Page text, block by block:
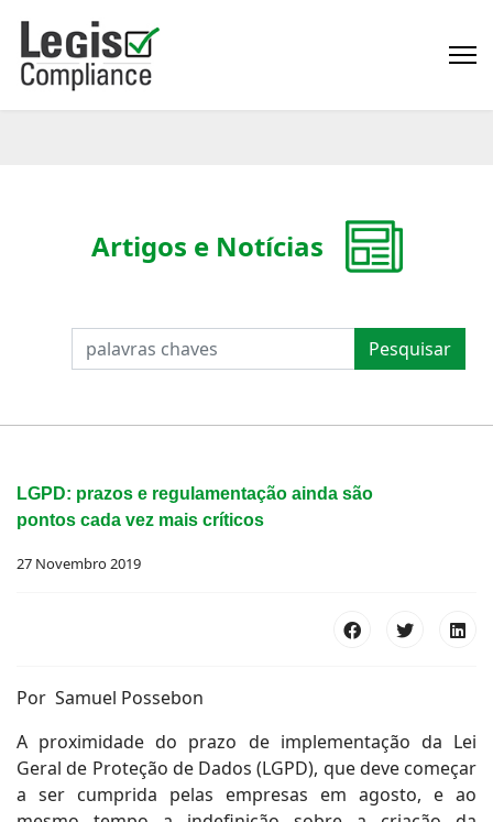
PESQUISAR Pesquisar
Artigos e Notícias
LGPD: prazos e regulamentação ainda são
pontos cada vez mais críticos
27 Novembro 2019
Por Samuel Possebon
A proximidade do prazo de implementação da Lei
Geral de Proteção de Dados (LGPD), que deve começar
a ser cumprida pelas empresas em agosto, e ao